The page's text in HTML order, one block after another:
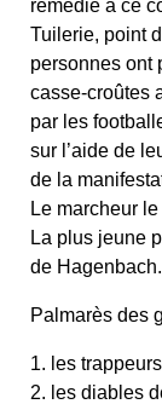
remédié à ce
Tuilerie, point
personnes ont
casse-croûtes
par les
sur l’aide de
de la
Le marcheur
La plus jeune
de Hagenbach.
Palmarès des
1. les
2. les diables